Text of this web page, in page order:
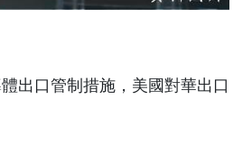
出口管制措施，美國對華出口